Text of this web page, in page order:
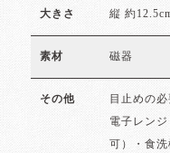
大きさ 縦 約
素材 磁器
その他 目止めの
電子レン
可）・食